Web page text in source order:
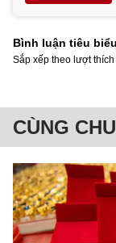
Bình luận tiêu
Sắp xếp theo lượt thích
CÙNG